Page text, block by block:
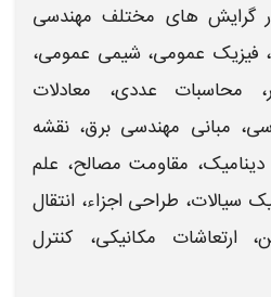
گرایش های مختلف مهندسی
فیزیک عمومی، شیمی عمومی،
محاسبات عددی، معادلات
، مبانی مهندسی برق، نقشه
مقاومت مصالح، علم
سیالات، طراحی اجزاء، انتقال
ارتعاشات مکانیکی، کنترل